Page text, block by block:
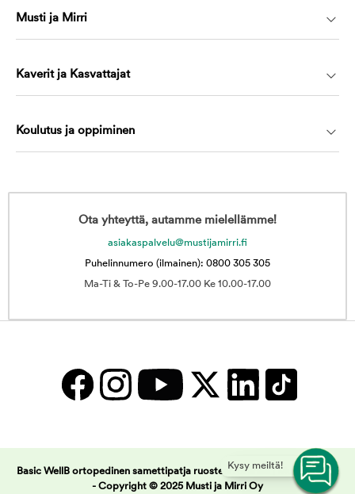
Kysy meiltä!
Musti ja Mirri
Kaverit ja Kasvattajat
Koulutus ja oppiminen
Ota yhteyttä, autamme mielellämme!
asiakaspalvelu@mustijamirri.fi
Puhelinnumero (ilmainen): 0800 305 305
Ma-Ti & To-Pe 9.00-17.00 Ke 10.00-17.00
Basic WellB ortopedinen samettipatja ruosteen oranssi | Musti ja Mirri
- Copyright © 2025 Musti ja Mirri Oy